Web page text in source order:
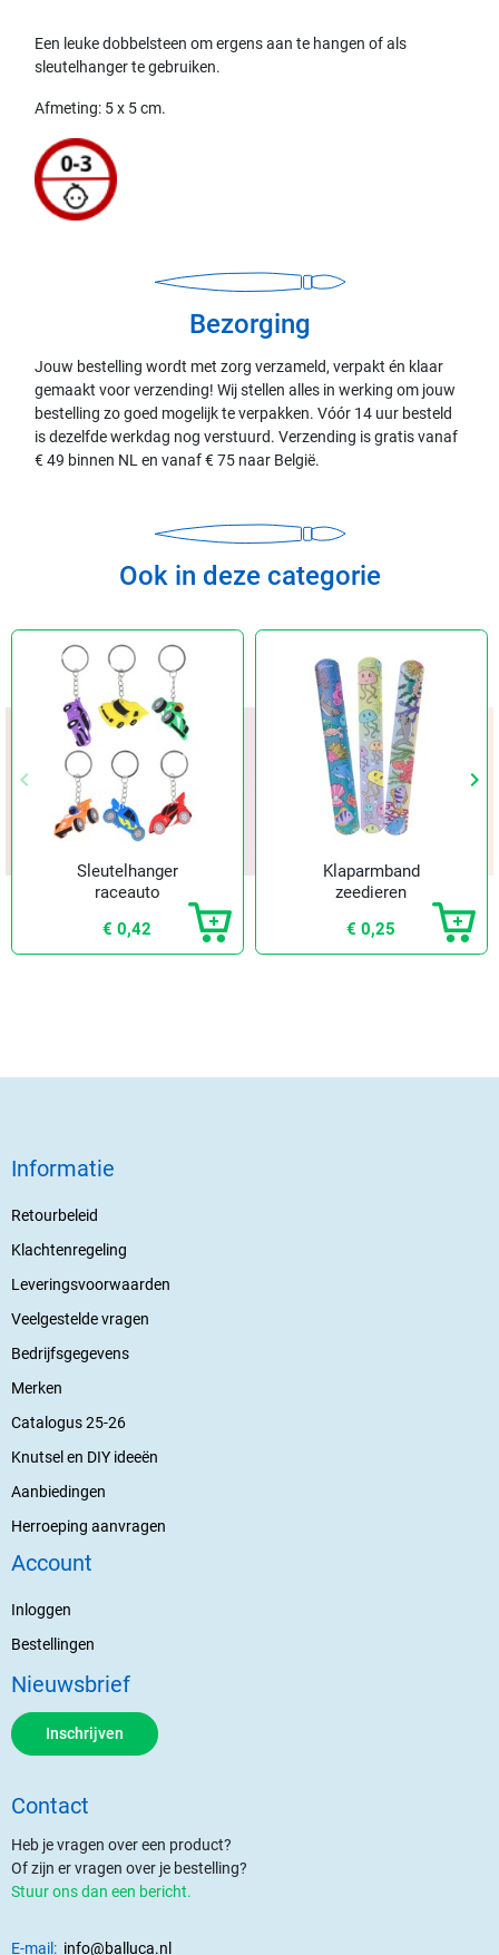
Een leuke dobbelsteen om ergens aan te hangen of als
sleutelhanger te gebruiken.
Afmeting: 5 x 5 cm.
Bezorging
Jouw bestelling wordt met zorg verzameld, verpakt én klaar
gemaakt voor verzending! Wij stellen alles in werking om jouw
bestelling zo goed mogelijk te verpakken. Vóór 14 uur besteld
is dezelfde werkdag nog verstuurd. Verzending is gratis vanaf
€ 49 binnen NL en vanaf € 75 naar België.
Ook in deze categorie
Vorige
keyboard_arrow_left keyboard_arrow_right
Sleutelhanger
raceauto
€ 0,42
Klaparmband
zeedieren
€ 0,25
Informatie
Retourbeleid
Klachtenregeling
Leveringsvoorwaarden
Veelgestelde vragen
Bedrijfsgegevens
Merken
Catalogus 25-26
Knutsel en DIY ideeën
Aanbiedingen
Herroeping aanvragen
Account
Inloggen
Bestellingen
Nieuwsbrief
Inschrijven
Contact
Heb je vragen over een product?
Of zijn er vragen over je bestelling?
Stuur ons dan een bericht.
E-mail: info@balluca.nl